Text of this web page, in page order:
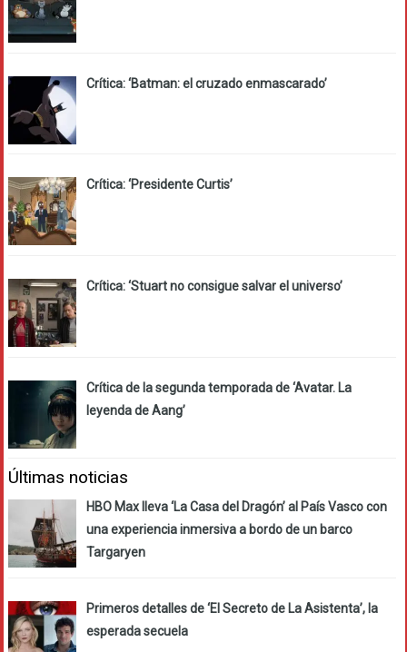
Crítica: ‘Batman: el cruzado enmascarado’
Crítica: ‘Presidente Curtis’
Crítica: ‘Stuart no consigue salvar el universo’
Crítica de la segunda temporada de ‘Avatar. La
leyenda de Aang’
Últimas noticias
HBO Max lleva ‘La Casa del Dragón’ al País Vasco con
una experiencia inmersiva a bordo de un barco
Targaryen
Primeros detalles de ‘El Secreto de La Asistenta’, la
esperada secuela